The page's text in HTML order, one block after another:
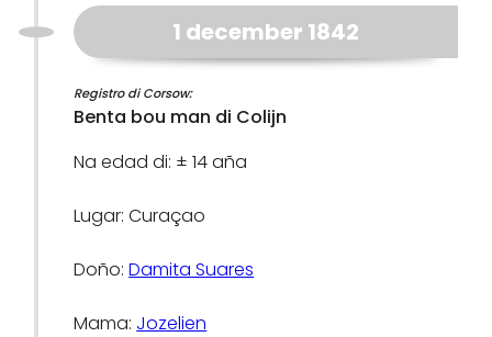
1 december 1842
Registro di Corsow:
Benta bou man di Colijn
Na edad di: ± 14 aña
Lugar: Curaçao
Doño:Damita Suares
Mama: Jozelien